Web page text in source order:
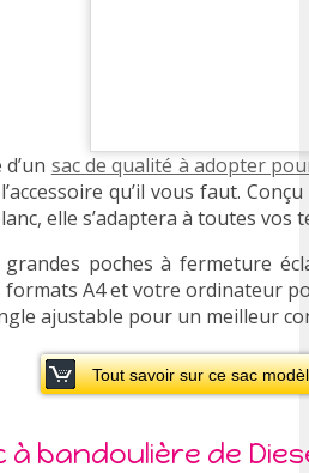
sac de qualité à adopter
qu’il vous faut.
elle s’adaptera à toutes vos
poches à fermeture
A4 et votre ordinateur
ajustable pour un meilleur
Tout savoir sur ce sac
à bandoulière de